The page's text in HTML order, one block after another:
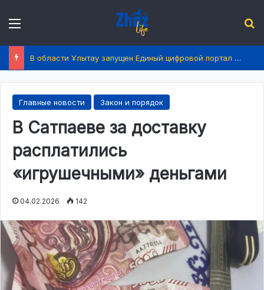
В области Ұлытау запущен Единый цифровой портал услуг
Главные новости Закон и порядок
В Сатпаеве за доставку
расплатились
«игрушечными» деньгами
04.02.2026 142